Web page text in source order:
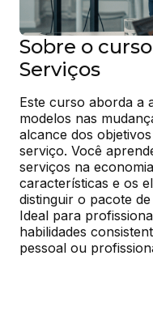
Sobre o
Serviços
Este curso aborda a
modelos nas
alcance dos
serviço. Você
serviços na
características e os
distinguir o pacote
Ideal para
habilidades
pessoal ou